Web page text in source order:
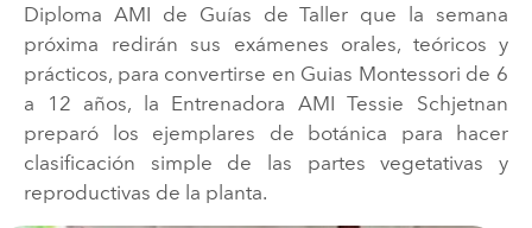
Diploma AMI de Guías de Taller que la semana
próxima redirán sus exámenes orales, teóricos y
prácticos, para convertirse en Guias Montessori de 6
a 12 años, la Entrenadora AMI Tessie Schjetnan
preparó los ejemplares de botánica para hacer
clasificación simple de las partes vegetativas y
reproductivas de la planta.